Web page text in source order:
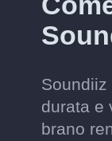
durata e
brano